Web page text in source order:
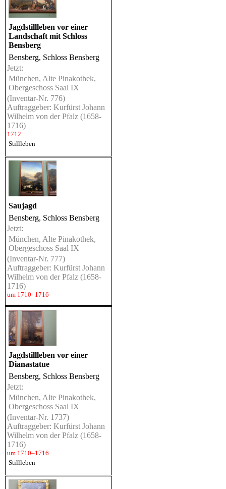
Jagdstillleben vor einer
Landschaft mit Schloss
Bensberg
Bensberg, Schloss Bensberg
Jetzt:
München, Alte Pinakothek,
Obergeschoss Saal IX
(Inventar-Nr. 776)
Auftraggeber: Kurfürst Johann
Wilhelm von der Pfalz (1658-
1716)
1712
Stillleben
Saujagd
Bensberg, Schloss Bensberg
Jetzt:
München, Alte Pinakothek,
Obergeschoss Saal IX
(Inventar-Nr. 777)
Auftraggeber: Kurfürst Johann
Wilhelm von der Pfalz (1658-
1716)
um 1710–1716
Jagdstillleben vor einer
Dianastatue
Bensberg, Schloss Bensberg
Jetzt:
München, Alte Pinakothek,
Obergeschoss Saal IX
(Inventar-Nr. 1737)
Auftraggeber: Kurfürst Johann
Wilhelm von der Pfalz (1658-
1716)
um 1710–1716
Stillleben